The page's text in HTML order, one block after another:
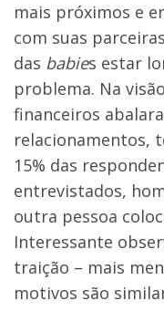
mais próximos e
com suas
das babies estar
problema. Na
financeiros
relacionamentos,
15% das
entrevistados,
outra pessoa
Interessante
traição – mais
motivos são